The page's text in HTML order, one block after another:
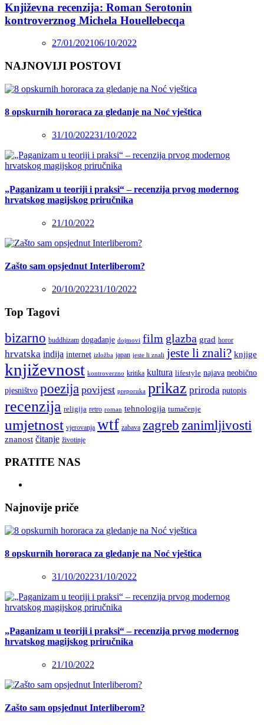
Književna recenzija: Roman Serotonin
kontroverznog Michela Houellebecqa
27/01/202106/10/2022
NAJNOVIJI POSTOVI
8 opskurnih hororaca za gledanje na Noć vještica
31/10/202231/10/2022
„Paganizam u teoriji i praksi“ – recenzija prvog modernog
hrvatskog magijskog priručnika
21/10/2022
Zašto sam opsjednut Interliberom?
20/10/202231/10/2022
Top Tagovi
bizarno buddhizam događanje dojmovi film glazba grad horor
hrvatska indija internet izložba japan jeste li znali jeste li znali? knjige
književnost kontroverzno kritika kultura lifestyle najava neobično
pjesništvo poezija povijest preporuka prikaz priroda putopis
recenzija religija retro roman tehnologija tumačenje
umjetnost vjerovanja wtf zabava zagreb zanimljivosti
znanost čitanje životinje
PRATITE NAS
Najnovije priče
8 opskurnih hororaca za gledanje na Noć vještica
31/10/202231/10/2022
„Paganizam u teoriji i praksi“ – recenzija prvog modernog
hrvatskog magijskog priručnika
21/10/2022
Zašto sam opsjednut Interliberom?